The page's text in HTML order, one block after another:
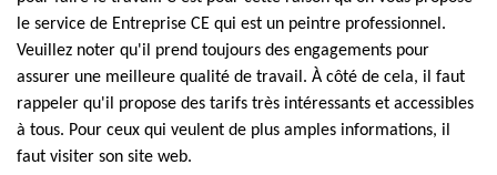
le service de Entreprise CE qui est un peintre professionnel.
Veuillez noter qu'il prend toujours des engagements pour
assurer une meilleure qualité de travail. À côté de cela, il faut
rappeler qu'il propose des tarifs très intéressants et accessibles
à tous. Pour ceux qui veulent de plus amples informations, il
faut visiter son site web.